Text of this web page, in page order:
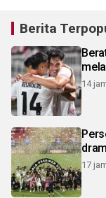
Berita
14
17